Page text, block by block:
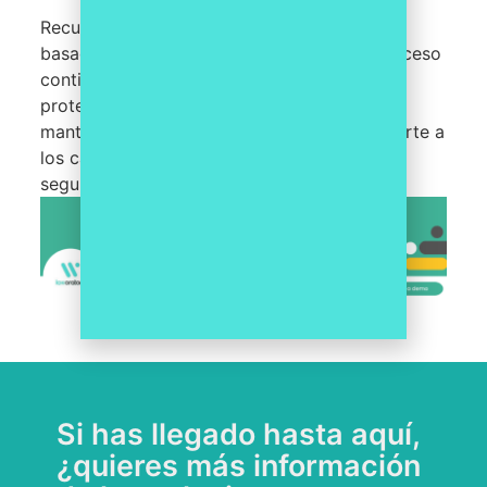
Recuerda que la implementación de un SGIP
basado en UNE EN ISO/IEC 27701 es un proceso
continuo. Debes estar comprometido con la
protección de la privacidad de los datos y
mantener un enfoque proactivo para adaptarte a
los cambios en el entorno de privacidad y
seguridad de la información.
Si has llegado hasta aquí,
¿quieres más información